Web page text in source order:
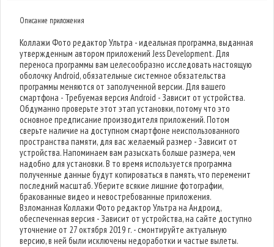
Описание приложения
Коллажи Фото редактор Ультра - идеальная программа, выданная
утвержденным автором приложений Jess Development. Для
переноса программы вам целесообразно исследовать настоящую
оболочку Android, обязательные системное обязательства
программы меняются от заполученной версии. Для вашего
смартфона - Требуемая версия Android - Зависит от устройства.
Обдуманно проверьте этот этап установки, потому что это
основное предписание производителя приложений. Потом
сверьте наличие на доступном смартфоне неиспользованного
пространства памяти, для вас желаемый размер - Зависит от
устройства. Напоминаем вам разыскать больше размера, чем
надобно для установки. В то время используется программа
полученные данные будут копироваться в память, что переменит
последний масштаб. Уберите всякие лишние фотографии,
бракованные видео и невостребованные приложения.
Взломанная Коллажи Фото редактор Ультра на Андроид,
обеспеченная версия - Зависит от устройства, на сайте доступно
уточнение от 27 октября 2019 г. - смонтируйте актуальную
версию, в ней были исключены недоработки и частые вылеты.